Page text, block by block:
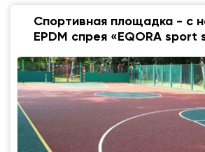
Спортивная площадка - с
EPDM спрея «EQORA sport